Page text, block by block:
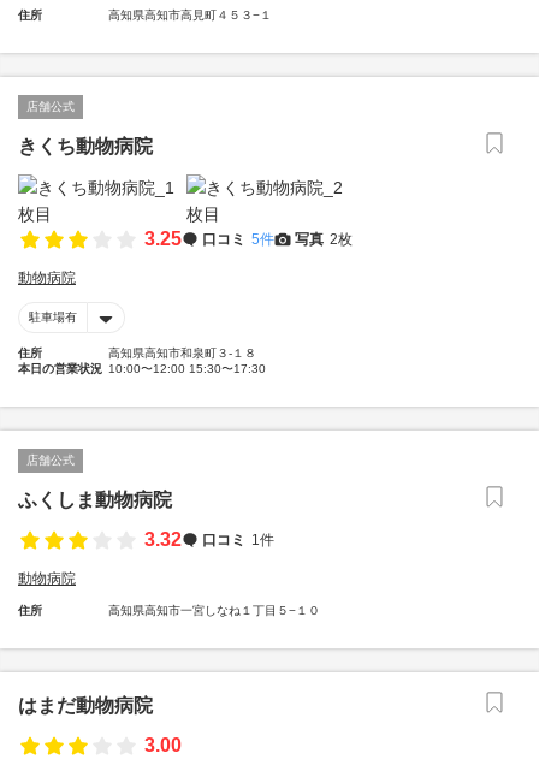
住所 高知県高知市高見町４５３−１
店舗公式
きくち動物病院
3.25 口コミ 5件 写真 2枚
動物病院
駐車場有
住所
高知県高知市和泉町３-１８
本日の営業状況 10:00〜12:00 15:30〜17:30
店舗公式
ふくしま動物病院
3.32
口コミ 1件
動物病院
住所 高知県高知市一宮しなね１丁目５−１０
はまだ動物病院
3.00